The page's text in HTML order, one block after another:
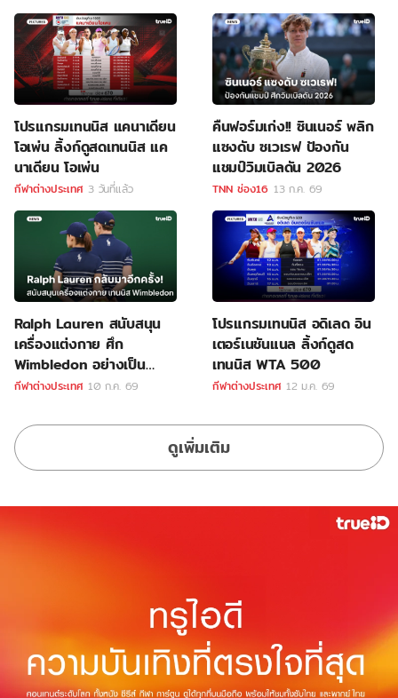
โปรแกรมเทนนิส แคนาเดียน
โอเพ่น ลิ้งก์ดูสดเทนนิส แค
นาเดียน โอเพ่น
กีฬาต่างประเทศ 3 วันที่แล้ว
คืนฟอร์มเก่ง!! ซินเนอร์ พลิก
แซงดับ ซเวเรฟ ป้องกัน
แชมป์วิมเบิลดัน 2026
TNN ช่อง16 13 ก.ค. 69
Ralph Lauren สนับสนุน
เครื่องแต่งกาย ศึก
Wimbledon อย่างเป็น
ทางการ
กีฬาต่างประเทศ 10 ก.ค. 69
โปรแกรมเทนนิส อดิเลด อิน
เตอร์เนชันแนล ลิ้งก์ดูสด
เทนนิส WTA 500
กีฬาต่างประเทศ 12 ม.ค. 69
ดูเพิ่มเติม